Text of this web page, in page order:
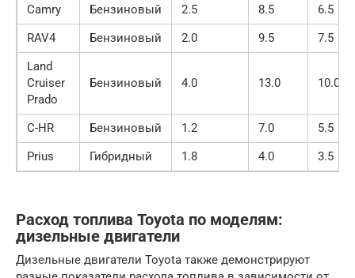
Camry
Бензиновый 2.5 8.5
6.5
RAV4
Бензиновый 2.0 9.5
7.5
Land
Cruiser
Prado
Бензиновый 4.0 13.0 10.0
C-HR Бензиновый 1.2 7.0
5.5
Prius
Гибридный 1.8 4.0 3.5
Расход топлива Toyota по моделям:
дизельные двигатели
Дизельные двигатели Toyota также демонстрируют